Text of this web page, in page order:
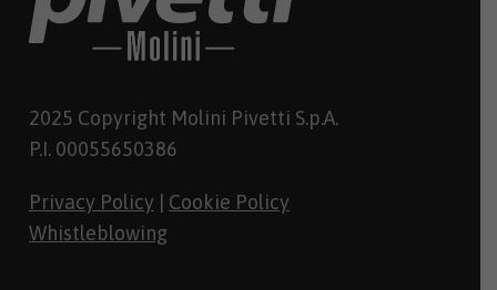
2025 Copyright Molini Pivetti S.p.A.
P.I. 00055650386
Privacy Policy
Cookie Policy
Whistleblowing